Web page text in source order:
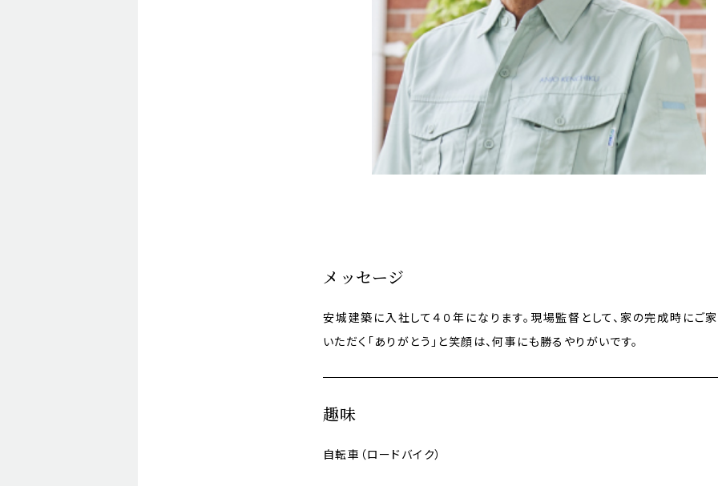
メッセージ
安城建築に入社して４０年になります。現場監督として、家の完成時にご
いただく「ありがとう」と笑顔は、何事にも勝るやりがいです。
趣味
自転車（ロードバイク）